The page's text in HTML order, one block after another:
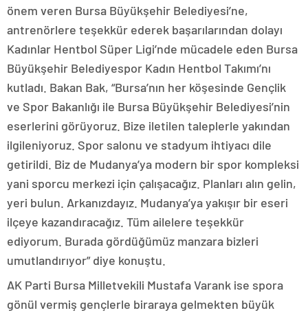
önem veren Bursa Büyükşehir Belediyesi’ne,
antrenörlere teşekkür ederek başarılarından dolayı
Kadınlar Hentbol Süper Ligi’nde mücadele eden Bursa
Büyükşehir Belediyespor Kadın Hentbol Takımı’nı
kutladı. Bakan Bak, “Bursa’nın her köşesinde Gençlik
ve Spor Bakanlığı ile Bursa Büyükşehir Belediyesi’nin
eserlerini görüyoruz. Bize iletilen taleplerle yakından
ilgileniyoruz. Spor salonu ve stadyum ihtiyacı dile
getirildi. Biz de Mudanya’ya modern bir spor kompleksi
yani sporcu merkezi için çalışacağız. Planları alın gelin,
yeri bulun. Arkanızdayız. Mudanya’ya yakışır bir eseri
ilçeye kazandıracağız. Tüm ailelere teşekkür
ediyorum. Burada gördüğümüz manzara bizleri
umutlandırıyor” diye konuştu.
AK Parti Bursa Milletvekili Mustafa Varank ise spora
gönül vermiş gençlerle biraraya gelmekten büyük